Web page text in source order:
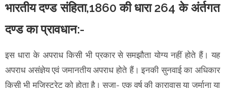
भारतीय दण्ड संहिता,1860 की धारा 264 के अंर्तगत
दण्ड का प्रावधान:-
इस धारा के अपराध किसी भी प्रकार से समझौता योग्य नहीं होते हैं। यह
अपराध असंज्ञेय एवं जमानतीय अपराध होते हैं। इनकी सुनवाई का अधिकार
किसी भी मजिस्ट्रेट को होता है। सजा- एक वर्ष की कारावास या जुर्माना या